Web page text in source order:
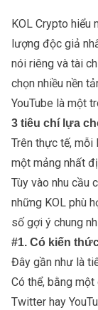
KOL Crypto
lượng độc giả
nói riêng và tài
chọn nhiều nền
YouTube là một
3 tiêu chí lựa
Trên thực tế, mỗi
một mảng nhất
Tùy vào nhu cầu
những KOL phù
số gợi ý chung
#1. Có kiến
Đây gần như là
Có thể, bằng
Twitter hay